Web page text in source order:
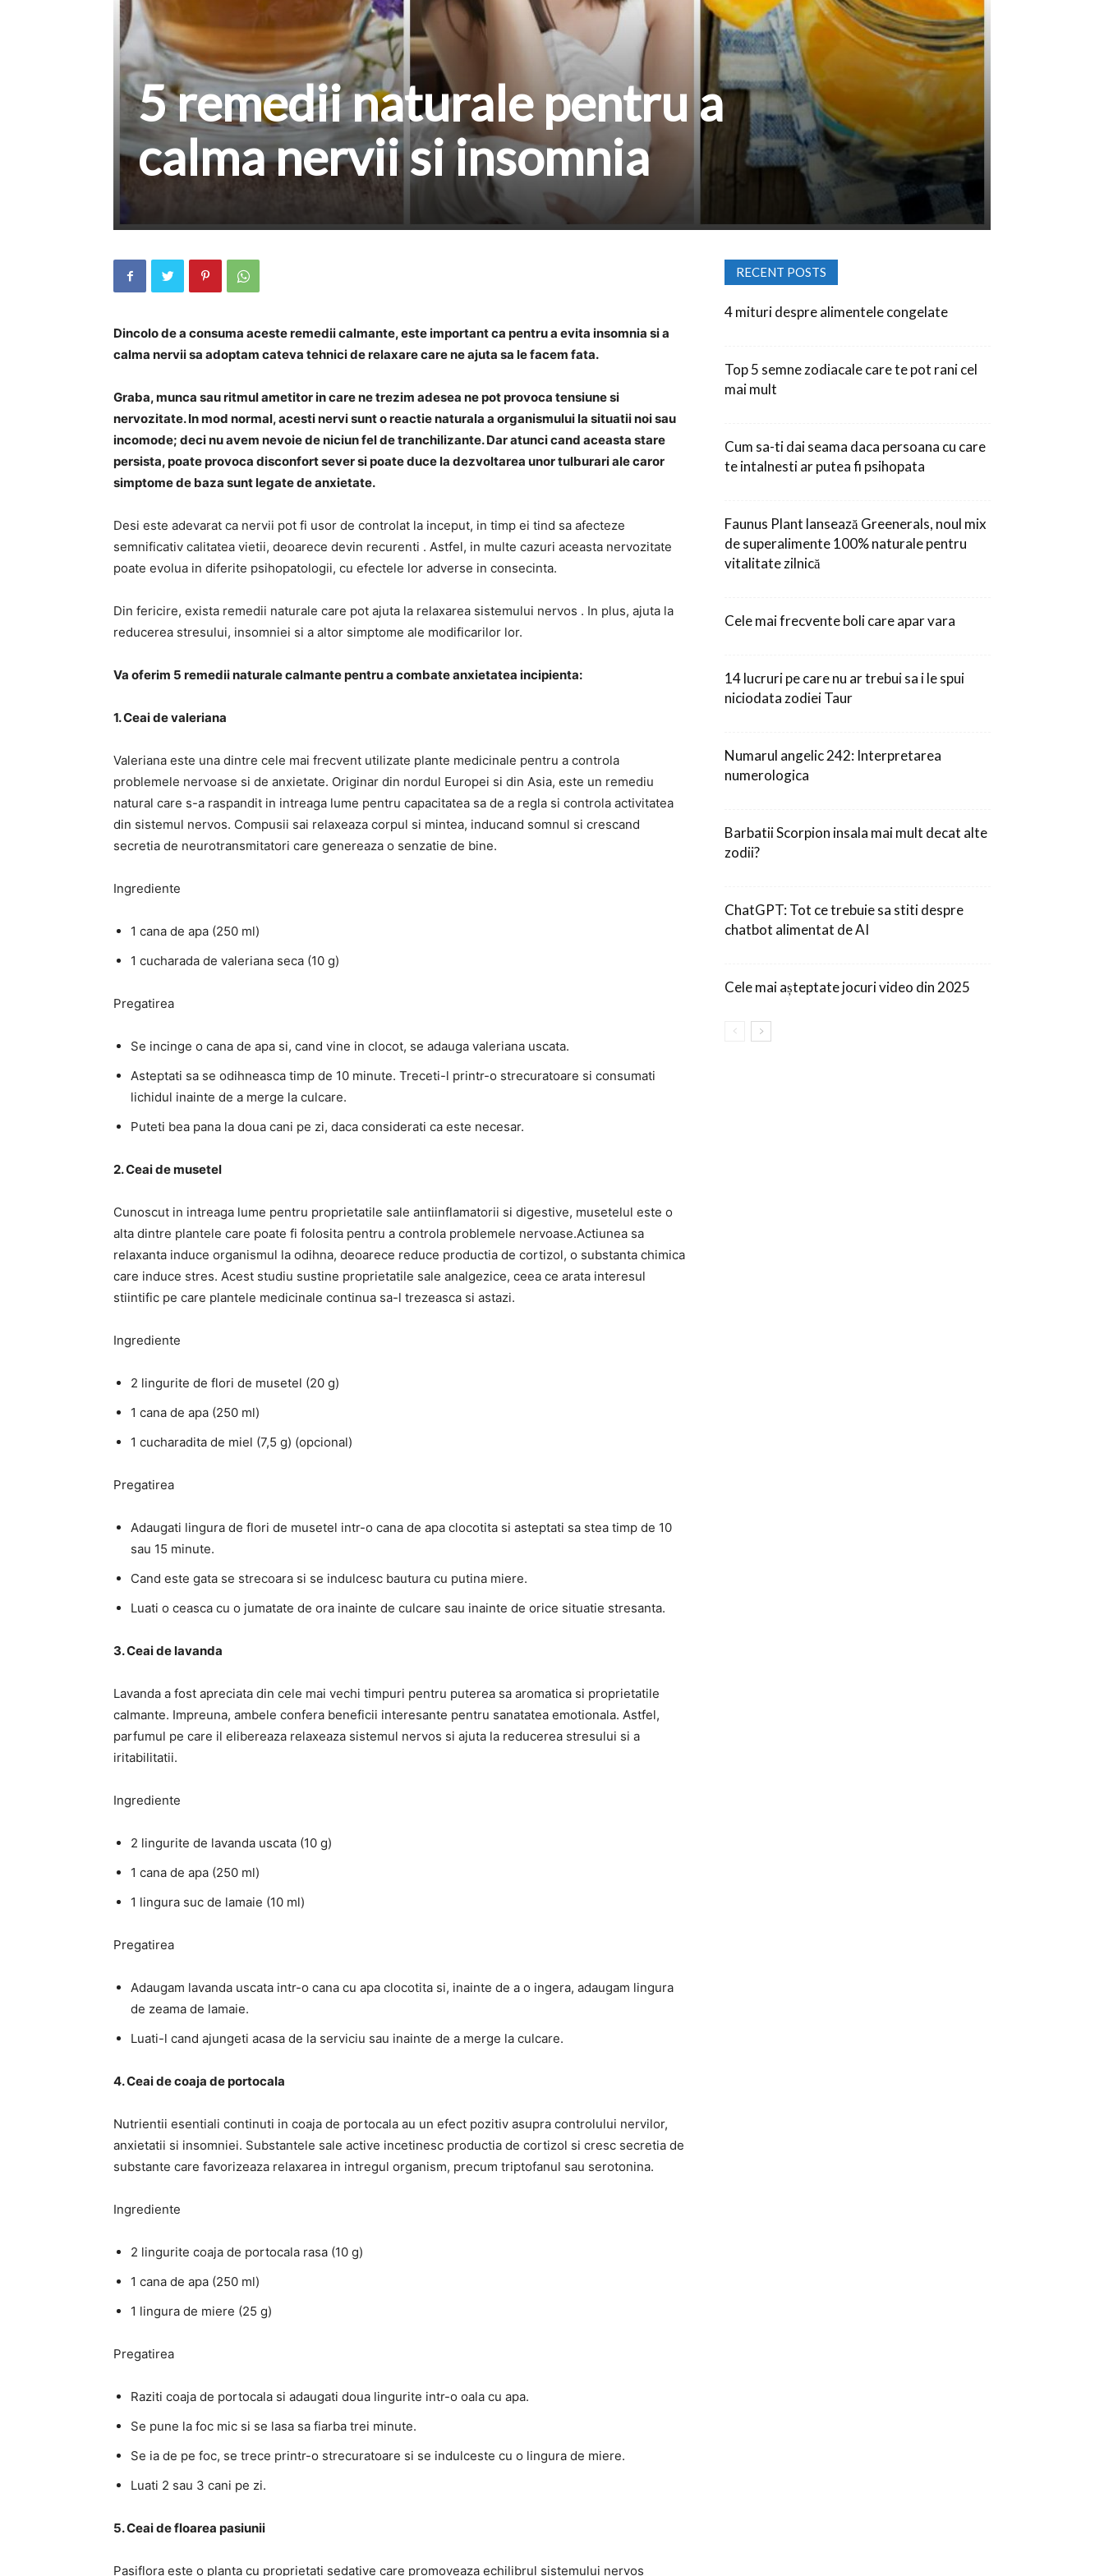
5 remedii naturale pentru a
calma nervii si insomnia
Dincolo de a consuma aceste remedii calmante, este important ca pentru a evita insomnia si a
calma nervii sa adoptam cateva tehnici de relaxare care ne ajuta sa le facem fata.
Graba, munca sau ritmul ametitor in care ne trezim adesea ne pot provoca tensiune si
nervozitate. In mod normal, acesti nervi sunt o reactie naturala a organismului la situatii noi sau
incomode; deci nu avem nevoie de niciun fel de tranchilizante. Dar atunci cand aceasta stare
persista, poate provoca disconfort sever si poate duce la dezvoltarea unor tulburari ale caror
simptome de baza sunt legate de anxietate.
Desi este adevarat ca nervii pot fi usor de controlat la inceput, in timp ei tind sa afecteze
semnificativ calitatea vietii, deoarece devin recurenti . Astfel, in multe cazuri aceasta nervozitate
poate evolua in diferite psihopatologii, cu efectele lor adverse in consecinta.
Din fericire, exista remedii naturale care pot ajuta la relaxarea sistemului nervos . In plus, ajuta la
reducerea stresului, insomniei si a altor simptome ale modificarilor lor.
Va oferim 5 remedii naturale calmante pentru a combate anxietatea incipienta:
1. Ceai de valeriana
Valeriana este una dintre cele mai frecvent utilizate plante medicinale pentru a controla
problemele nervoase si de anxietate. Originar din nordul Europei si din Asia, este un remediu
natural care s-a raspandit in intreaga lume pentru capacitatea sa de a regla si controla activitatea
din sistemul nervos. Compusii sai relaxeaza corpul si mintea, inducand somnul si crescand
secretia de neurotransmitatori care genereaza o senzatie de bine.
Ingrediente
1 cana de apa (250 ml)
1 cucharada de valeriana seca (10 g)
Pregatirea
Se incinge o cana de apa si, cand vine in clocot, se adauga valeriana uscata.
Asteptati sa se odihneasca timp de 10 minute. Treceti-l printr-o strecuratoare si consumati
lichidul inainte de a merge la culcare.
Puteti bea pana la doua cani pe zi, daca considerati ca este necesar.
2. Ceai de musetel
Cunoscut in intreaga lume pentru proprietatile sale antiinflamatorii si digestive, musetelul este o
alta dintre plantele care poate fi folosita pentru a controla problemele nervoase.Actiunea sa
relaxanta induce organismul la odihna, deoarece reduce productia de cortizol, o substanta chimica
care induce stres. Acest studiu sustine proprietatile sale analgezice, ceea ce arata interesul
stiintific pe care plantele medicinale continua sa-l trezeasca si astazi.
Ingrediente
2 lingurite de flori de musetel (20 g)
1 cana de apa (250 ml)
1 cucharadita de miel (7,5 g) (opcional)
Pregatirea
Adaugati lingura de flori de musetel intr-o cana de apa clocotita si asteptati sa stea timp de 10
sau 15 minute.
Cand este gata se strecoara si se indulcesc bautura cu putina miere.
Luati o ceasca cu o jumatate de ora inainte de culcare sau inainte de orice situatie stresanta.
3. Ceai de lavanda
Lavanda a fost apreciata din cele mai vechi timpuri pentru puterea sa aromatica si proprietatile
calmante. Impreuna, ambele confera beneficii interesante pentru sanatatea emotionala. Astfel,
parfumul pe care il elibereaza relaxeaza sistemul nervos si ajuta la reducerea stresului si a
iritabilitatii.
Ingrediente
2 lingurite de lavanda uscata (10 g)
1 cana de apa (250 ml)
1 lingura suc de lamaie (10 ml)
Pregatirea
Adaugam lavanda uscata intr-o cana cu apa clocotita si, inainte de a o ingera, adaugam lingura
de zeama de lamaie.
Luati-l cand ajungeti acasa de la serviciu sau inainte de a merge la culcare.
4. Ceai de coaja de portocala
Nutrientii esentiali continuti in coaja de portocala au un efect pozitiv asupra controlului nervilor,
anxietatii si insomniei. Substantele sale active incetinesc productia de cortizol si cresc secretia de
substante care favorizeaza relaxarea in intregul organism, precum triptofanul sau serotonina.
Ingrediente
2 lingurite coaja de portocala rasa (10 g)
1 cana de apa (250 ml)
1 lingura de miere (25 g)
Pregatirea
Raziti coaja de portocala si adaugati doua lingurite intr-o oala cu apa.
Se pune la foc mic si se lasa sa fiarba trei minute.
Se ia de pe foc, se trece printr-o strecuratoare si se indulceste cu o lingura de miere.
Luati 2 sau 3 cani pe zi.
5. Ceai de floarea pasiunii
Pasiflora este o planta cu proprietati sedative care promoveaza echilibrul sistemului nervos
RECENT POSTS
4 mituri despre alimentele congelate
Top 5 semne zodiacale care te pot rani cel
mai mult
Cum sa-ti dai seama daca persoana cu care
te intalnesti ar putea fi psihopata
Faunus Plant lansează Greenerals, noul mix
de superalimente 100% naturale pentru
vitalitate zilnică
Cele mai frecvente boli care apar vara
14 lucruri pe care nu ar trebui sa i le spui
niciodata zodiei Taur
Numarul angelic 242: Interpretarea
numerologica
Barbatii Scorpion insala mai mult decat alte
zodii?
ChatGPT: Tot ce trebuie sa stiti despre
chatbot alimentat de AI
Cele mai așteptate jocuri video din 2025